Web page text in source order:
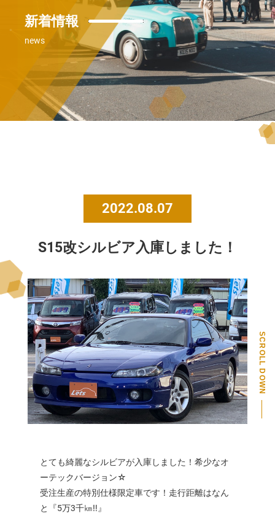
新着情報
news
2022.08.07
S15改シルビア入庫しました！
とても綺麗なシルビアが入庫しました！希少なオ
ーテックバージョン☆
受注生産の特別仕様限定車です！走行距離はなん
と『5万3千㎞‼』
SCROLL DOWN
PAGE TOP